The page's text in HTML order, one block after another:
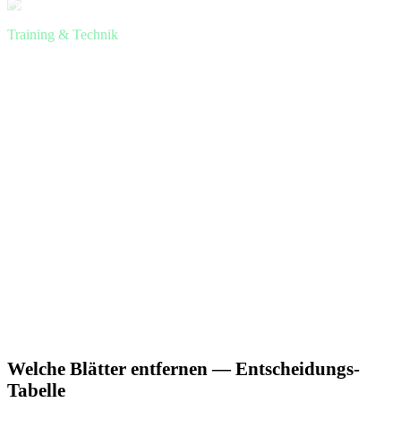
Start
Training & Technik
Welche Blätter entfernen — Entscheidungs-
Tabelle